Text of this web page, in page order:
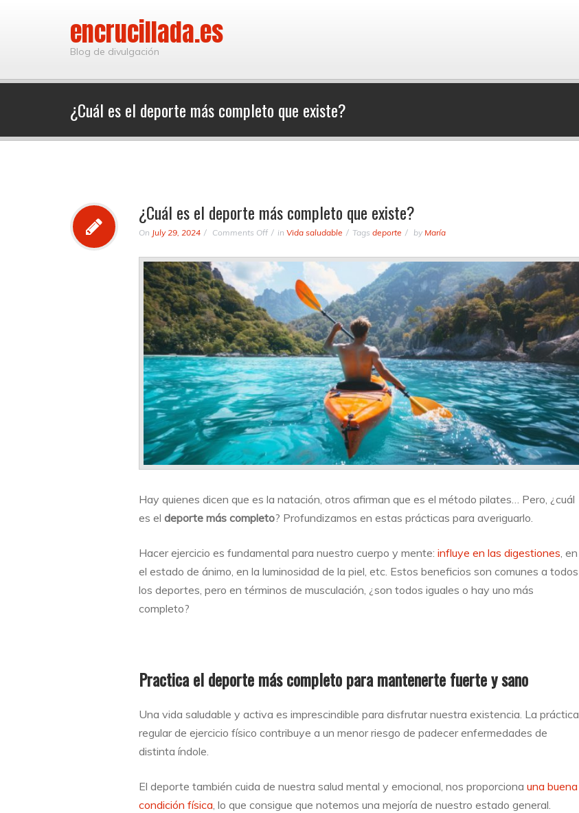
encrucillada.es
Blog de divulgación
¿Cuál es el deporte más completo que existe?
¿Cuál es el deporte más completo que existe?
On July 29, 2024 Comments Offon
es
el
deporte
más
completo
que
existe?
in Vida saludable Tags deporte by María
Hay quienes dicen que es la natación, otros afirman que es el método pilates… Pero, ¿cuál
es el deporte más completo? Profundizamos en estas prácticas para averiguarlo.
Hacer ejercicio es fundamental para nuestro cuerpo y mente: influye en las digestiones, en
el estado de ánimo, en la luminosidad de la piel, etc. Estos beneficios son comunes a todos
los deportes, pero en términos de musculación, ¿son todos iguales o hay uno más
completo?
Practica el deporte más completo para mantenerte fuerte y sano
Una vida saludable y activa es imprescindible para disfrutar nuestra existencia. La práctica
regular de ejercicio físico contribuye a un menor riesgo de padecer enfermedades de
distinta índole.
El deporte también cuida de nuestra salud mental y emocional, nos proporciona una buena
condición física, lo que consigue que notemos una mejoría de nuestro estado general.